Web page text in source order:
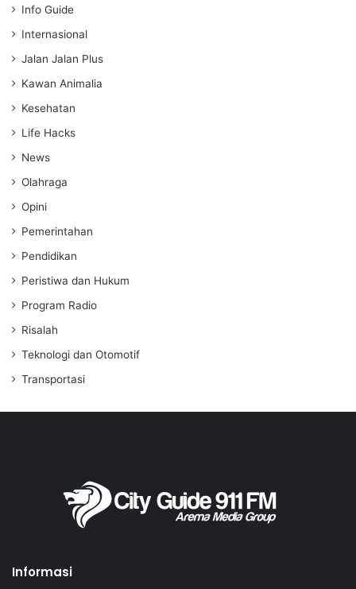
Info Guide
Internasional
Jalan Jalan Plus
Kawan Animalia
Kesehatan
Life Hacks
News
Olahraga
Opini
Pemerintahan
Pendidikan
Peristiwa dan Hukum
Program Radio
Risalah
Teknologi dan Otomotif
Transportasi
Informasi